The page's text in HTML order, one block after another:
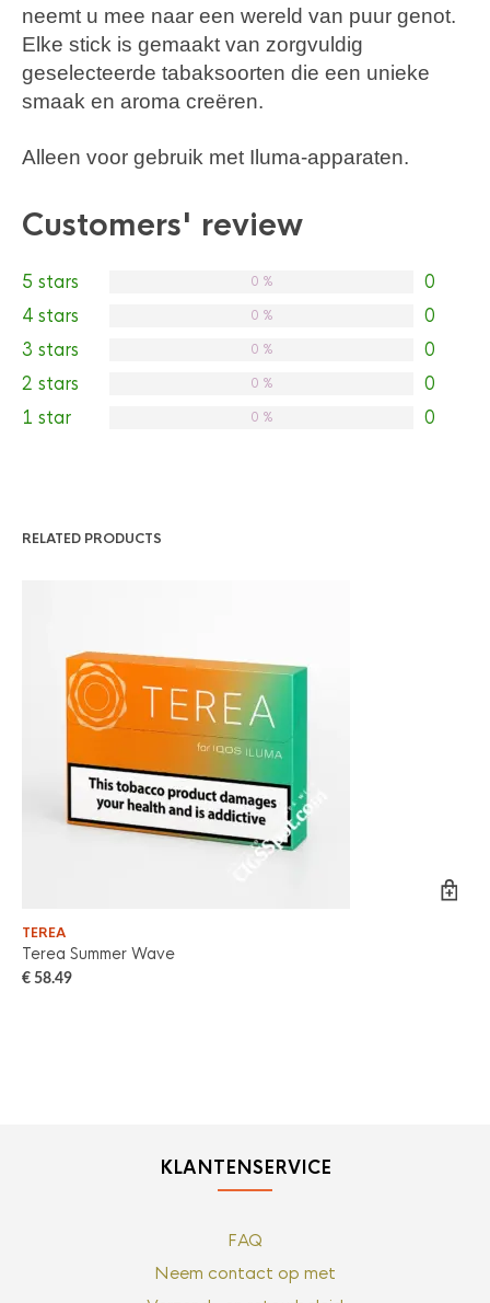
neemt u mee naar een wereld van puur genot.
Elke stick is gemaakt van zorgvuldig
geselecteerde tabaksoorten die een unieke
smaak en aroma creëren.
Alleen voor gebruik met Iluma-apparaten.
Customers' review
5 stars 0
0 %
4 stars 0
0 %
3 stars 0
0 %
2 stars 0
0 %
1 star 0
0 %
RELATED PRODUCTS
TEREA
Terea Summer Wave
€ 58.49
KLANTENSERVICE
FAQ
Neem contact op met